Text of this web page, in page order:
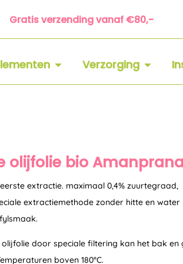
Gratis verzending vanaf €80,-
OPEN SUPPLEMENTEN
Verzorging OPEN
olijfolie bio Amanprana
extractie. maximaal 0,4% zuurtegraad,
extractiemethode zonder hitte en water
door speciale filtering kan het bak en
boven 180°C.